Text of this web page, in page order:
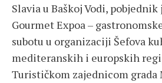
Slavia u Baškoj Vodi,
Gourmet Expoa –
subotu u organizaciji Šefova
mediteranskih i europskih
Turističkom zajednicom grada